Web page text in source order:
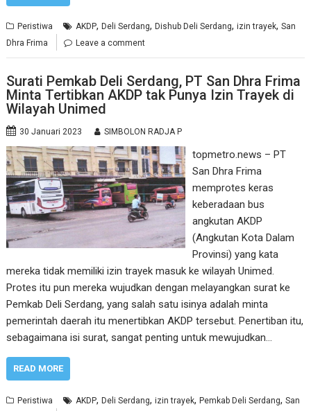
Peristiwa AKDP,Deli Serdang,Dishub Deli Serdang,izin trayek,San
Dhra Frima
Leave a comment
Surati Pemkab Deli Serdang, PT San Dhra Frima
Minta Tertibkan AKDP tak Punya Izin Trayek di
Wilayah Unimed
30 Januari 2023 SIMBOLON RADJA P
topmetro.news – PT
San Dhra Frima
memprotes keras
keberadaan bus
angkutan AKDP
(Angkutan Kota Dalam
Provinsi) yang kata
mereka tidak memiliki izin trayek masuk ke wilayah Unimed.
Protes itu pun mereka wujudkan dengan melayangkan surat ke
Pemkab Deli Serdang, yang salah satu isinya adalah minta
pemerintah daerah itu menertibkan AKDP tersebut. Penertiban itu,
sebagaimana isi surat, sangat penting untuk mewujudkan…
READ MORE
Peristiwa AKDP,Deli Serdang,izin trayek,Pemkab Deli Serdang,San